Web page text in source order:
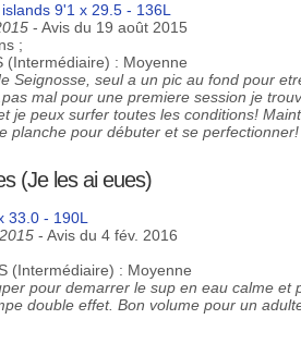
9'1 x 29.5 - 136L
- Avis du 19 août 2015
;
(Intermédiaire) : Moyenne
Seignosse, seul a un pic au fond pour
mal pour une premiere session je
je peux surfer toutes les conditions!
planche pour débuter et se
(Je les ai eues)
33.0 - 190L
- Avis du 4 fév. 2016
(Intermédiaire) : Moyenne
pour demarrer le sup en eau calme
double effet. Bon volume pour un